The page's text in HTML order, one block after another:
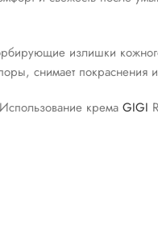
излишки
снимает покраснения
крема GIGI